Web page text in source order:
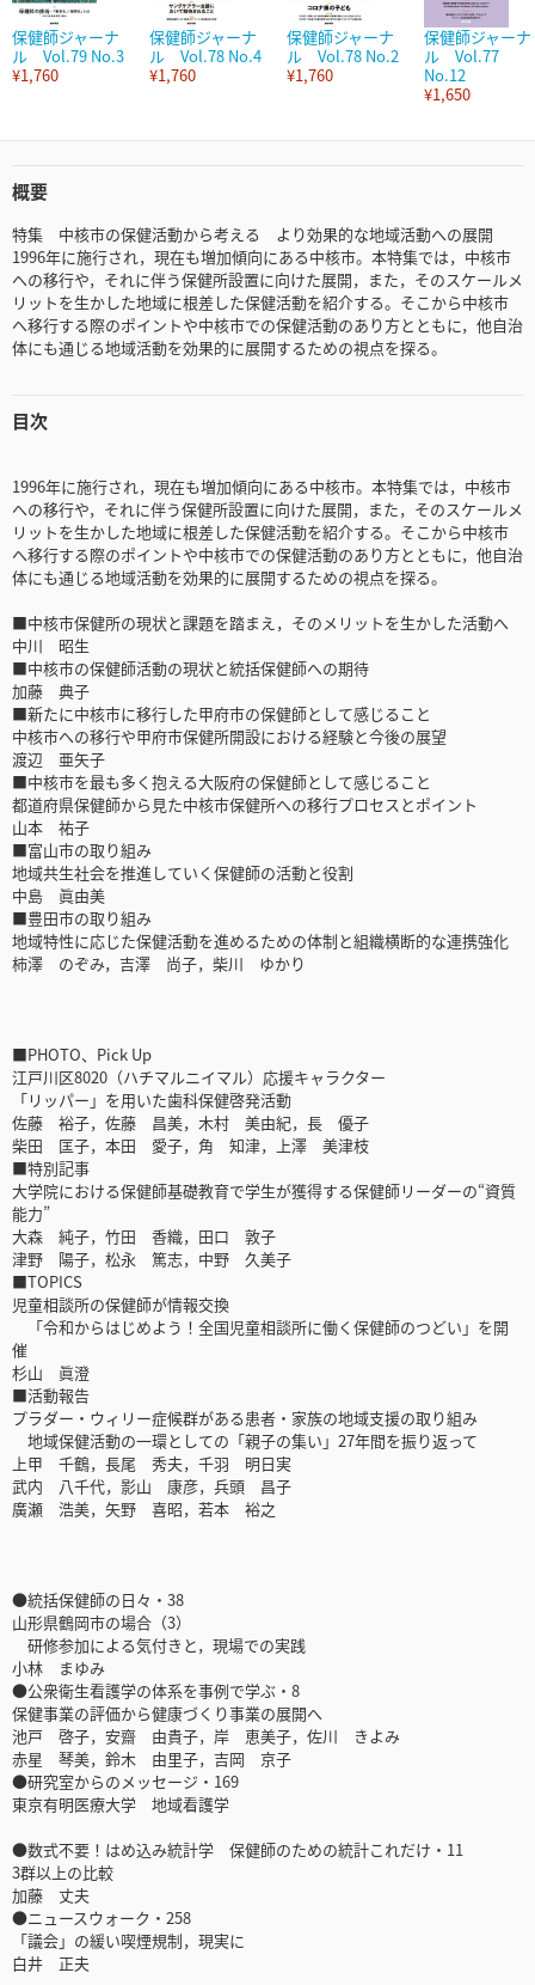
保健師ジャーナ
ル Vol.79 No.3
¥1,760
保健師ジャーナ
ル Vol.78 No.4
¥1,760
保健師ジャーナ
ル Vol.78 No.2
¥1,760
保健師ジャーナ
ル Vol.77
No.12
¥1,650
概要
特集 中核市の保健活動から考える より効果的な地域活動への展開
1996年に施行され，現在も増加傾向にある中核市。本特集では，中核市
への移行や，それに伴う保健所設置に向けた展開，また，そのスケールメ
リットを生かした地域に根差した保健活動を紹介する。そこから中核市
へ移行する際のポイントや中核市での保健活動のあり方とともに，他自治
体にも通じる地域活動を効果的に展開するための視点を探る。
目次
1996年に施行され，現在も増加傾向にある中核市。本特集では，中核市
への移行や，それに伴う保健所設置に向けた展開，また，そのスケールメ
リットを生かした地域に根差した保健活動を紹介する。そこから中核市
へ移行する際のポイントや中核市での保健活動のあり方とともに，他自治
体にも通じる地域活動を効果的に展開するための視点を探る。
■中核市保健所の現状と課題を踏まえ，そのメリットを生かした活動へ
中川 昭生
■中核市の保健師活動の現状と統括保健師への期待
加藤 典子
■新たに中核市に移行した甲府市の保健師として感じること
中核市への移行や甲府市保健所開設における経験と今後の展望
渡辺 亜矢子
■中核市を最も多く抱える大阪府の保健師として感じること
都道府県保健師から見た中核市保健所への移行プロセスとポイント
山本 祐子
■富山市の取り組み
地域共生社会を推進していく保健師の活動と役割
中島 眞由美
■豊田市の取り組み
地域特性に応じた保健活動を進めるための体制と組織横断的な連携強化
柿澤 のぞみ，吉澤 尚子，柴川 ゆかり
■PHOTO、Pick Up
江戸川区8020（ハチマルニイマル）応援キャラクター
「リッパー」を用いた歯科保健啓発活動
佐藤 裕子，佐藤 昌美，木村 美由紀，長 優子
柴田 匡子，本田 愛子，角 知津，上澤 美津枝
■特別記事
大学院における保健師基礎教育で学生が獲得する保健師リーダーの“資質
能力”
大森 純子，竹田 香織，田口 敦子
津野 陽子，松永 篤志，中野 久美子
■TOPICS
児童相談所の保健師が情報交換
「令和からはじめよう！全国児童相談所に働く保健師のつどい」を開
催
杉山 眞澄
■活動報告
プラダー・ウィリー症候群がある患者・家族の地域支援の取り組み
地域保健活動の一環としての「親子の集い」27年間を振り返って
上甲 千鶴，長尾 秀夫，千羽 明日実
武内 八千代，影山 康彦，兵頭 昌子
廣瀬 浩美，矢野 喜昭，若本 裕之
●統括保健師の日々・38
山形県鶴岡市の場合（3）
研修参加による気付きと，現場での実践
小林 まゆみ
●公衆衛生看護学の体系を事例で学ぶ・8
保健事業の評価から健康づくり事業の展開へ
池戸 啓子，安齋 由貴子，岸 恵美子，佐川 きよみ
赤星 琴美，鈴木 由里子，吉岡 京子
●研究室からのメッセージ・169
東京有明医療大学 地域看護学
●数式不要！はめ込み統計学 保健師のための統計これだけ・11
3群以上の比較
加藤 丈夫
●ニュースウォーク・258
「議会」の緩い喫煙規制，現実に
白井 正夫